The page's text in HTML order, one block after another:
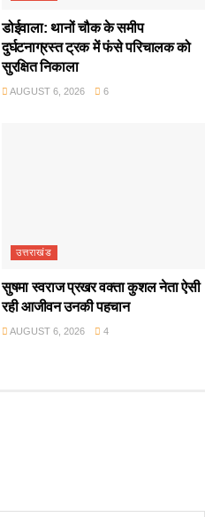
डोईवाला: थानों चौक के समीप
दुर्घटनाग्रस्त ट्रक में फंसे परिचालक को
सुरक्षित निकाला
AUGUST 6, 2026 6
उत्तराखंड
सुषमा स्वराज प्रखर वक्ता कुशल नेता ऐसी
रही आजीवन उनकी पहचान
AUGUST 6, 2026 4